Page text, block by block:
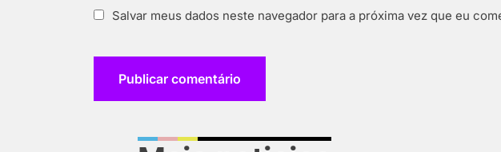
Salvar meus dados neste navegador para a próxima vez que eu